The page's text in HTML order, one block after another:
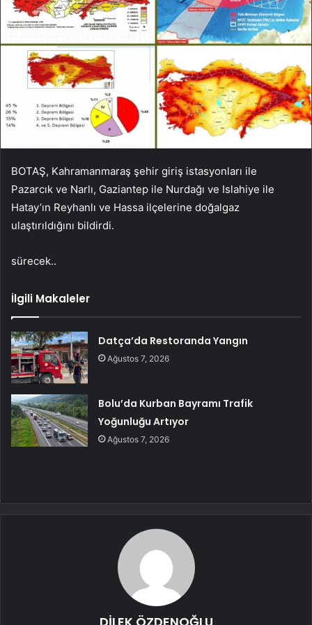
BOTAŞ, Kahramanmaraş şehir giriş istasyonları ile
Pazarcık ve Narlı, Gaziantep ile Nurdağı ve Islahiye ile
Hatay’ın Reyhanlı ve Hassa ilçelerine doğalgaz
ulaştırıldığını bildirdi.
sürecek..
İlgili Makaleler
Datça’da Restoranda Yangın
Ağustos 7, 2026
Bolu’da Kurban Bayramı Trafik
Yoğunluğu Artıyor
Ağustos 7, 2026